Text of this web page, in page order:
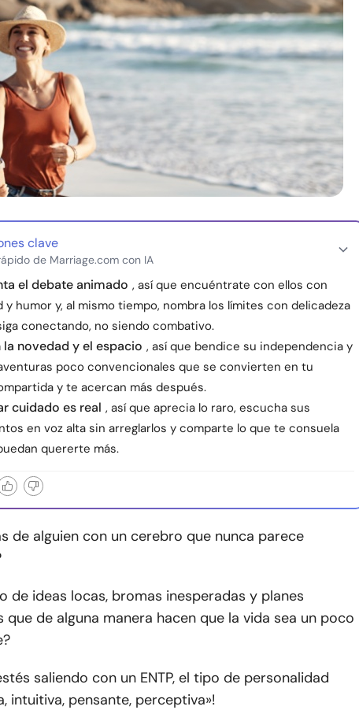
clave
de Marriage.com con IA
el debate animado , así que encuéntrate con ellos con
y humor y, al mismo tiempo, nombra los límites con delicadeza
conectando, no siendo combativo.
la novedad y el espacio , así que bendice su independencia y
poco convencionales que se convierten en tu
y te acercan más después.
cuidado es real , así que aprecia lo raro, escucha sus
en voz alta sin arreglarlos y comparte lo que te consuela
quererte más.
de alguien con un cerebro que nunca parece
de ideas locas, bromas inesperadas y planes
que de alguna manera hacen que la vida sea un poco
saliendo con un ENTP, el tipo de personalidad
intuitiva, pensante, perceptiva»!